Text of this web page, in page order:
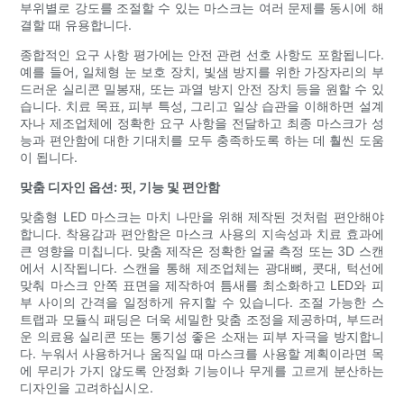
부위별로 강도를 조절할 수 있는 마스크는 여러 문제를 동시에 해
결할 때 유용합니다.
종합적인 요구 사항 평가에는 안전 관련 선호 사항도 포함됩니다.
예를 들어, 일체형 눈 보호 장치, 빛샘 방지를 위한 가장자리의 부
드러운 실리콘 밀봉재, 또는 과열 방지 안전 장치 등을 원할 수 있
습니다. 치료 목표, 피부 특성, 그리고 일상 습관을 이해하면 설계
자나 제조업체에 정확한 요구 사항을 전달하고 최종 마스크가 성
능과 편안함에 대한 기대치를 모두 충족하도록 하는 데 훨씬 도움
이 됩니다.
맞춤 디자인 옵션: 핏, 기능 및 편안함
맞춤형 LED 마스크는 마치 나만을 위해 제작된 것처럼 편안해야
합니다. 착용감과 편안함은 마스크 사용의 지속성과 치료 효과에
큰 영향을 미칩니다. 맞춤 제작은 정확한 얼굴 측정 또는 3D 스캔
에서 시작됩니다. 스캔을 통해 제조업체는 광대뼈, 콧대, 턱선에
맞춰 마스크 안쪽 표면을 제작하여 틈새를 최소화하고 LED와 피
부 사이의 간격을 일정하게 유지할 수 있습니다. 조절 가능한 스
트랩과 모듈식 패딩은 더욱 세밀한 맞춤 조정을 제공하며, 부드러
운 의료용 실리콘 또는 통기성 좋은 소재는 피부 자극을 방지합니
다. 누워서 사용하거나 움직일 때 마스크를 사용할 계획이라면 목
에 무리가 가지 않도록 안정화 기능이나 무게를 고르게 분산하는
디자인을 고려하십시오.